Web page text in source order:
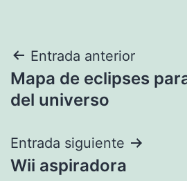
Navegación
de
Entrada anterior
Mapa de eclipses
del universo
Entrada siguiente
Wii aspiradora